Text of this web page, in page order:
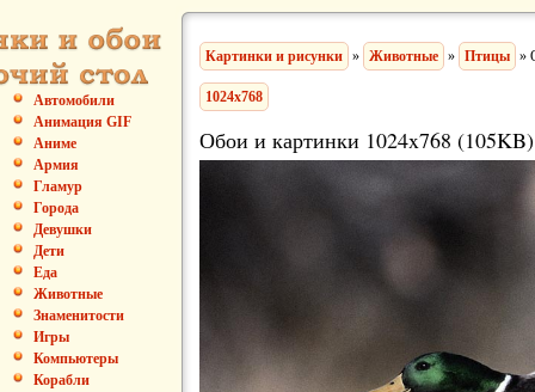
Автомобили
Анимация GIF
Аниме
Армия
Гламур
Города
Девушки
Дети
Еда
Животные
Знаменитости
Игры
Компьютеры
Корабли
Картинки и рисунки » Животные » Птицы »
1024x768
Обои и картинки 1024x768 (105KB)